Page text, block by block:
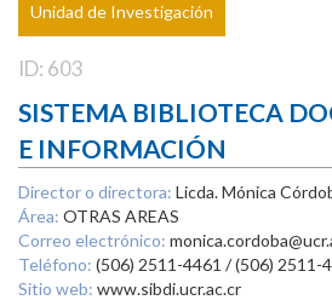
Unidad de Investigación
ID: 603
SISTEMA BIBLIOTECA
E INFORMACIÓN
Director o directora: Licda. Mónica
Área: OTRAS AREAS
Correo electrónico:
Teléfono: (506) 2511-4461 / (506) 2511-
Sitio web: www.sibdi.ucr.ac.cr